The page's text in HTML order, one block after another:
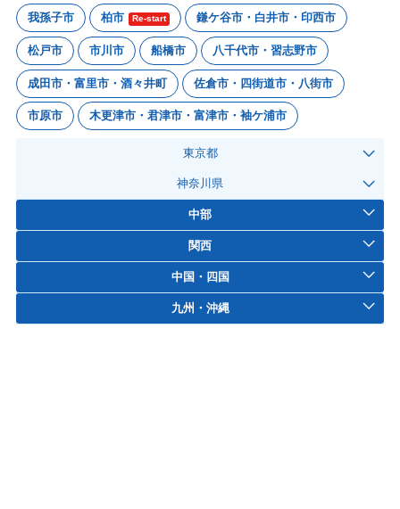
我孫子市 柏市 Re-start 鎌ケ谷市・白井市・印西市
松戸市 市川市 船橋市 八千代市・習志野市
成田市・富里市・酒々井町 佐倉市・四街道市・八街市
市原市 木更津市・君津市・富津市・袖ケ浦市
東京都
神奈川県
中部
関西
中国・四国
九州・沖縄